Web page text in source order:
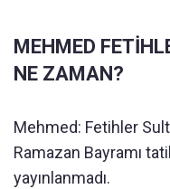
MEHMED
NE ZAMAN?
Mehmed: Fetihler
Ramazan Bayramı
yayınlanmadı.